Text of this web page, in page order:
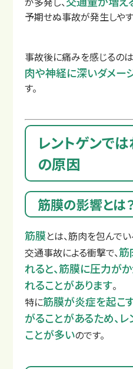
交通事故治療例
予期せぬ事故が発生しやす
事故後に痛みを感じるのは
肉や神経に深いダメー
す。
レントゲンで
の原因
筋膜の影響とは
筋膜とは、筋肉を包んで
交通事故による衝撃で、筋
れると、筋膜に圧力が
れることがあります。
特に筋膜が炎症を起こ
がることがあるため、
ことが多いのです。